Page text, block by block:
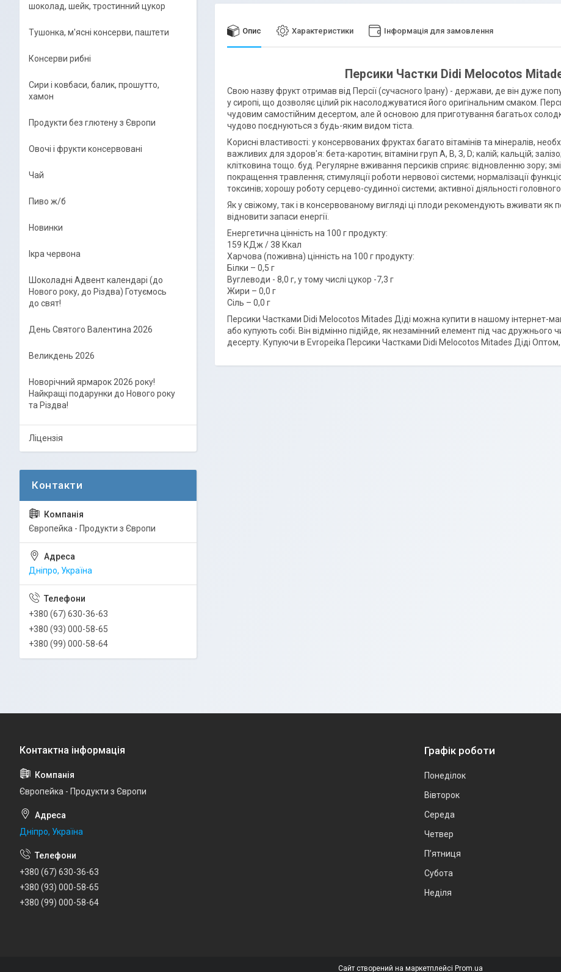
Опис Характеристики Інформація для замовлення
Персики Частки Didi Melocotos
Свою назву фрукт отримав від Персії (сучасного Ірану) - держави, де він дуже
у сиропі, що дозволяє цілий рік насолоджуватися його оригінальним смаком.
чудовим самостійним десертом, але й основою для приготування багатьох
чудово поєднуються з будь-яким видом тіста.
Корисні властивості: у консервованих фруктах багато вітамінів та мінералів,
важливих для здоров'я: бета-каротин; вітаміни груп А, В, З, D; калій; кальцій;
клітковина тощо. буд. Регулярне вживання персиків сприяє: відновленню зору;
покращення травлення; стимуляції роботи нервової системи; нормалізації
токсинів; хорошу роботу серцево-судинної системи; активної діяльності
Як у свіжому, так і в консервованому вигляді ці плоди рекомендують вживати
відновити запаси енергії.
Енергетична цінність на 100 г продукту:
159 КДж / 38 Ккал
Харчова (поживна) цінність на 100 г продукту:
Білки – 0,5 г
Вуглеводи - 8,0 г, у тому числі цукор -7,3 г
Жири – 0,0 г
Сіль – 0,0 г
Персики Частками Didi Melocotos Mitades Діді можна купити в нашому інтернет-
або купують собі. Він відмінно підійде, як незамінний елемент під час
десерту. Купуючи в Evropeika Персики Частками Didi Melocotos Mitades Діді Оптом,
шоколад, шейк, тростинний цукор
Тушонка, м'ясні консерви, паштети
Консерви рибні
Сири і ковбаси, балик, прошутто,
хамон
Продукти без глютену з Європи
Овочі і фрукти консервовані
Чай
Пиво ж/б
Новинки
Ікра червона
Шоколадні Адвент календарі (до
Нового року, до Різдва) Готуємось
до свят!
День Святого Валентина 2026
Великдень 2026
Новорічний ярмарок 2026 року!
Найкращі подарунки до Нового року
та Різдва!
Ліцензія
Європейка - Продукти з Європи
Дніпро, Україна
+380 (67) 630-36-63
+380 (93) 000-58-65
+380 (99) 000-58-64
Європейка - Продукти з Європи
Дніпро, Україна
+380 (67) 630-36-63
+380 (93) 000-58-65
+380 (99) 000-58-64
Графік роботи
Понеділок
Вівторок
Середа
Четвер
Пʼятниця
Субота
Неділя
Сайт створений на маркетплейсі Prom.ua